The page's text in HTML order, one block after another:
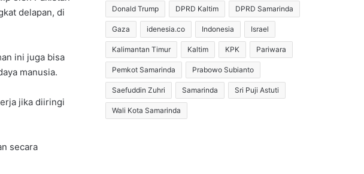
delapan, di
ini juga bisa
manusia.
jika diiringi
secara
Donald Trump DPRD Kaltim DPRD Samarinda
Gaza idenesia.co Indonesia Israel
Kalimantan Timur Kaltim KPK Pariwara
Pemkot Samarinda Prabowo Subianto
Saefuddin Zuhri Samarinda Sri Puji Astuti
Wali Kota Samarinda